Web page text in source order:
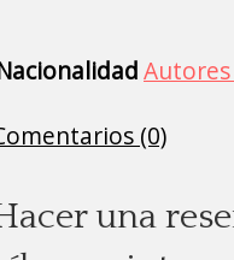
(0)
una